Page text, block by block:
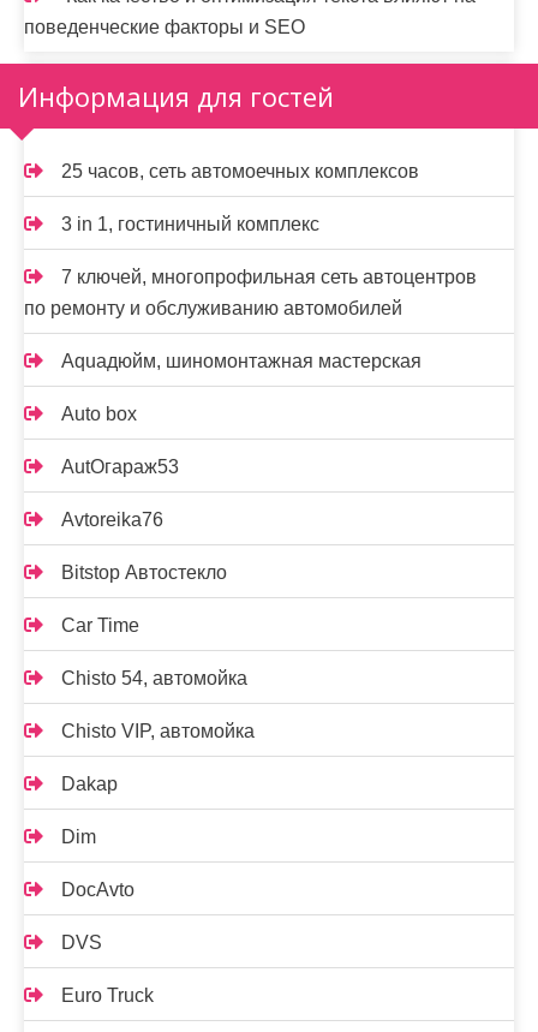
поведенческие факторы и SEO
Информация для гостей
25 часов, сеть автомоечных комплексов
3 in 1, гостиничный комплекс
7 ключей, многопрофильная сеть автоцентров
по ремонту и обслуживанию автомобилей
Aquaдюйм, шиномонтажная мастерская
Auto box
AutOгараж53
Avtoreika76
Bitstop Автостекло
Car Time
Chisto 54, автомойка
Chisto VIP, автомойка
Dakap
Dim
DocAvto
DVS
Euro Truck